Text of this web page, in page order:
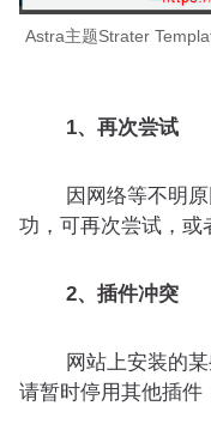
Astra主题Strater
1、再次尝试
因网络等不明原
功，可再次尝试，或
2、插件冲突
网站上安装的某
请暂时停用其他插件